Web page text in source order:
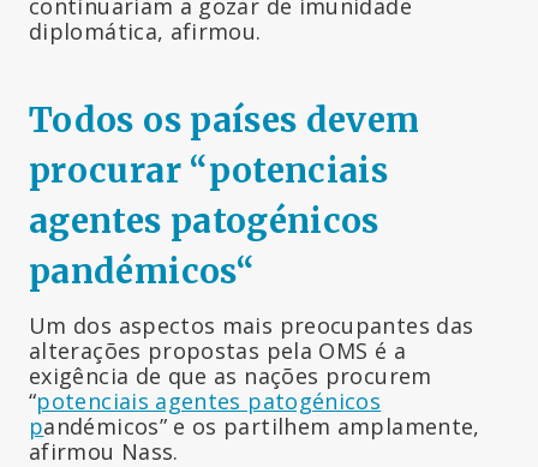
diplomática, afirmou.
Todos os países devem
procurar “potenciais
agentes patogénicos
pandémicos“
Um dos aspectos mais preocupantes das
alterações propostas pela OMS é a
exigência de que as nações procurem
“potenciais agentes patogénicos
pandémicos” e os partilhem amplamente,
afirmou Nass.